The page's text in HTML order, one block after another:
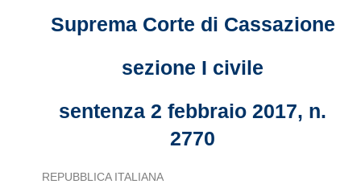
Suprema Corte di Cassazione
sezione I civile
sentenza 2 febbraio 2017, n.
2770
REPUBBLICA ITALIANA